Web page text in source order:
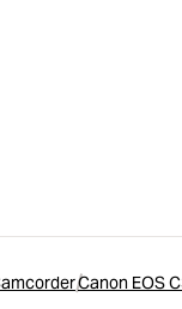
Canon EOS